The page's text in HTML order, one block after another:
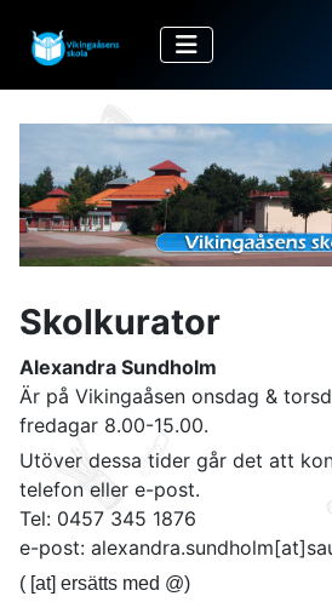
Skolkurator
Alexandra Sundholm
Är på Vikingaåsen onsdag &
fredagar 8.00-15.00.
Utöver dessa tider går det att
telefon eller e-post.
Tel: 0457 345 1876
e-post:
( [at] ersätts med @)